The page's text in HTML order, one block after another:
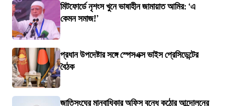
মিটফোর্ডে নৃশংস খুনে ভাষাহীন জামায়াত আমির: ‘এ
কেমন সমাজ!’
প্রধান উপদেষ্টার সঙ্গে স্পেসএক্স ভাইস প্রেসিডেন্টের
বৈঠক
জাতিসংঘের মানবাধিকার অফিস বন্ধে কঠোর আন্দোলনের